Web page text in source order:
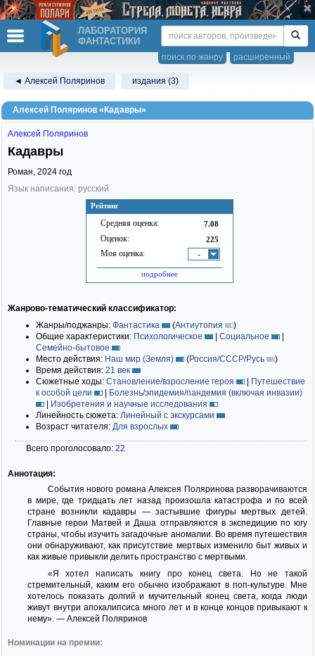
ЛАБОРАТОРИЯ
ФАНТАСТИКИ
расширенный
поиск по жанру
◄ Алексей Поляринов издания (3)
Алексей Поляринов «Кадавры»
Рейтинг
Средняя оценка: 7.08
Оценок: 225
Моя оценка: -
подробнее
Алексей Поляринов
Кадавры
Роман, 2024 год
Язык написания: русский
Жанрово-тематический классификатор:
Жанры/поджанры: Фантастика (Антиутопия
)
Общие характеристики: Психологическое | Социальное
|
Семейно-бытовое
Место действия: Наш мир (Земля) (Россия/СССР/Русь
)
Время действия: 21 век
Сюжетные ходы: Становление/взросление героя | Путешествие
к особой цели
| Болезнь/эпидемия/пандемия (включая инвазии)
| Изобретения и научные исследования
Линейность сюжета: Линейный с экскурсами
Возраст читателя: Для взрослых
Всего проголосовало: 22
Аннотация:
События нового романа Алексея Поляринова разворачиваются
в мире, где тридцать лет назад произошла катастрофа и по всей
стране возникли кадавры — застывшие фигуры мертвых детей.
Главные герои Матвей и Даша отправляются в экспедицию по югу
страны, чтобы изучить загадочные аномалии. Во время путешествия
они обнаруживают, как присутствие мертвых изменило быт живых и
как живые привыкли делить пространство с мертвыми.
«Я хотел написать книгу про конец света. Но не такой
стремительный, каким его обычно изображают в поп-культуре. Мне
хотелось показать долгий и мучительный конец света, когда люди
живут внутри апокалипсиса много лет и в конце концов привыкают к
нему». — Алексей Поляринов
Номинации на премии: